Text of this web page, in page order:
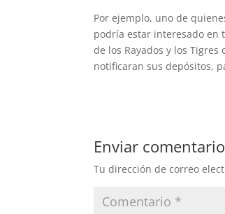
Por ejemplo, uno de
podría estar interesado en
de los Rayados y los
notificaran sus depósitos,
Enviar comentario
Tu dirección de correo